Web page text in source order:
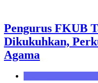
Pengurus FKUB
Dikukuhkan,
Agama